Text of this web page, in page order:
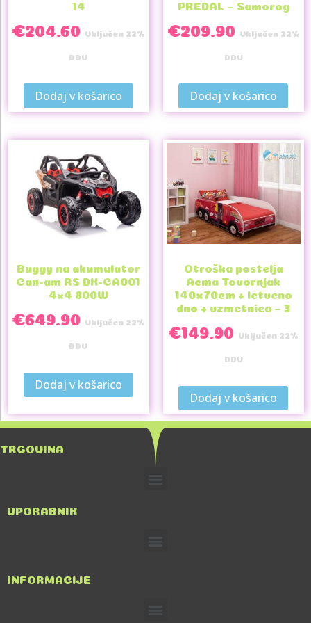
14
€204.60 Vključen 22%
DDV
Dodaj v košarico
PREDAL – Samorog
€209.90 Vključen 22%
DDV
Dodaj v košarico
Buggy na akumulator
Can-am RS DK-CA001
4×4 800W
€649.90 Vključen 22%
DDV
Dodaj v košarico
Otroška postelja
Acma Tovornjak
140x70cm + letveno
dno + vzmetnica – 3
€149.90 Vključen 22%
DDV
Dodaj v košarico
TRGOVINA
UPORABNIK
INFORMACIJE